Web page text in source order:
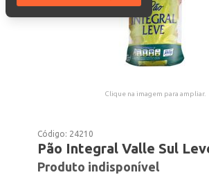
Clique na imagem para ampliar.
Código: 24210
Pão Integral Valle Sul
Produto indisponível